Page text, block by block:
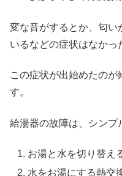
変な音がするとか、匂い
いるなどの症状はなかっ
この症状が出始めたの
す。
給湯器の故障は、シンプ
お湯と水を切り替え
水をお湯にする熱交